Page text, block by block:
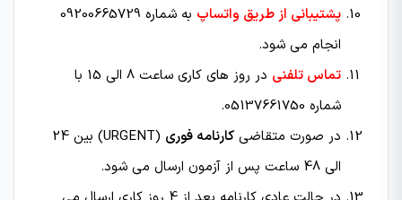
پشتیبانی از طریق واتساپ
به شماره 09200665729
انجام می شود.
تماس تلفنی
در روز های کاری ساعت 8 الی 15 با
شماره 05137661750.
در صورت متقاضی کارنامه فوری
(URGENT) بین 24
الی 48 ساعت پس از آزمون ارسال می شود.